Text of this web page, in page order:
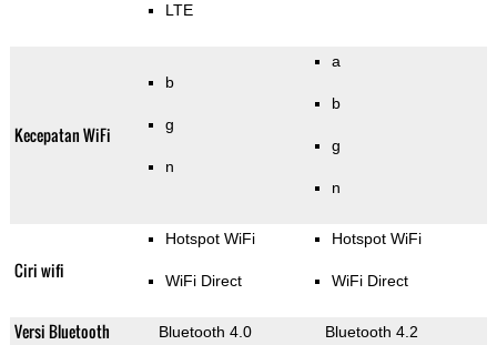
LTE
Kecepatan WiFi
b
g
n
a
b
g
n
Ciri wifi
Hotspot WiFi
WiFi Direct
Hotspot WiFi
WiFi Direct
Versi Bluetooth Bluetooth 4.0 Bluetooth 4.2